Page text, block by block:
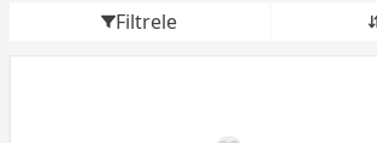
Filtrele